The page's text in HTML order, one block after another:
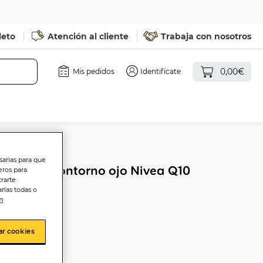
Atención al cliente Trabaja con nosotros
Mis pedidos Identifícate 0,00€
Power contorno ojo Nivea Q10
pieles
para que
para
todas o
cookies